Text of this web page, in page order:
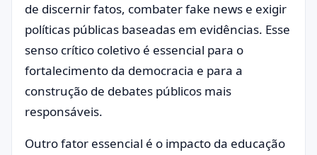
de discernir fatos, combater fake news e exigir
políticas públicas baseadas em evidências. Esse
senso crítico coletivo é essencial para o
fortalecimento da democracia e para a
construção de debates públicos mais
responsáveis.
Outro fator essencial é o impacto da educação